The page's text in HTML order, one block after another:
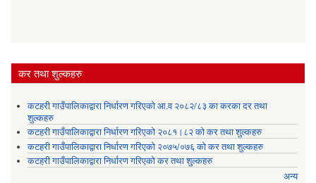
कर तथा शुल्कहरु
कटहरी गाउँपालिकाद्वारा निर्धारण गरिएको आ.व २०८२/८३ का करका दर तथा
शुल्कहरु
कटहरी गाउँपालिकाद्वारा निर्धारण गरिएको २०८१।८२ को कर तथा शुल्कहरु
कटहरी गाउँपालिकाद्वारा निर्धारण गरिएको २०७५/०७६ को कर तथा शुल्कहरु
कटहरी गाउँपालिकाद्वारा निर्धारण गरिएको कर तथा शुल्कहरु
अन्य